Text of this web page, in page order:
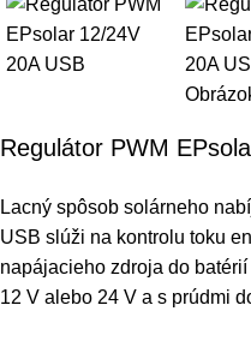
Regulátor PWM
Lacný spôsob solárneho
USB slúži na kontrolu toku
napájacieho zdroja do
12 V alebo 24 V a s prúdmi